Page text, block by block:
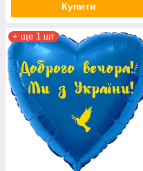
Купити
+ ще 1 шт